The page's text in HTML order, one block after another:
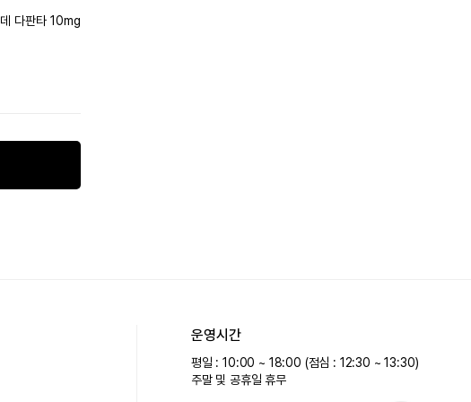
다판타 10mg
운영시간
평일 : 10:00 ~ 18:00 (점심 : 12:30 ~ 13:30)
주말 및 공휴일 휴무